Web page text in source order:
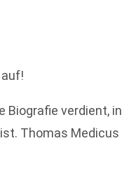
Biografie verdient, in
Thomas Medicus